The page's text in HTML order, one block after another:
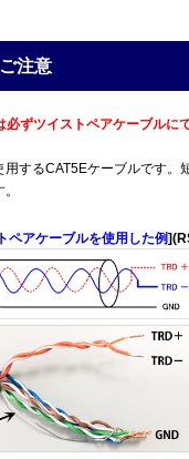
注意
必ずツイストペアケーブルに
するCAT5Eケーブルです。
ペアケーブルを使用した例